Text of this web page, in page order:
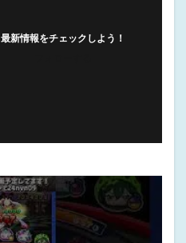
最新情報をチェックしよう！